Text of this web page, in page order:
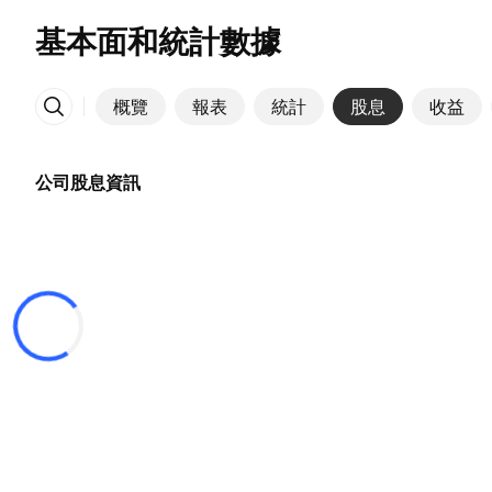
基本面和統計數據
概覽 報表 統計 股息 收益
更多
公司股息資訊